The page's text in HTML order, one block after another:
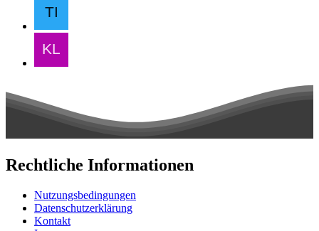
Rechtliche Informationen
Nutzungsbedingungen
Datenschutzerklärung
Kontakt